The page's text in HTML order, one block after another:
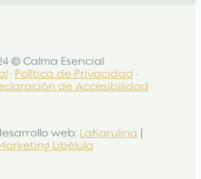
© Calma Esencial
· Política de Privacidad ·
de Accesibilidad
web: LaKarulina
Libélula